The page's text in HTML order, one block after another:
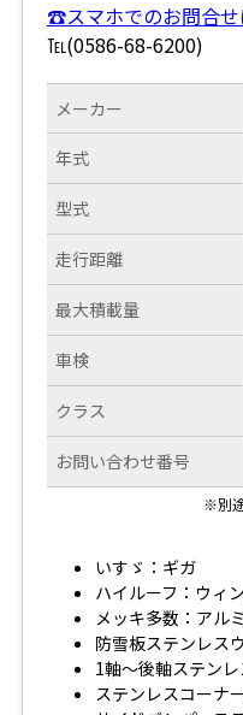
☎スマホでのお問合
℡(0586-68-6200)
メーカー
年式
型式
走行距離
最大積載量
車検
クラス
お問い合わせ番号
※別
いすゞ：ギガ
ハイルーフ：ウィ
メッキ多数：アル
防雪板ステンレス
1軸～後軸ステン
ステンレスコーナ